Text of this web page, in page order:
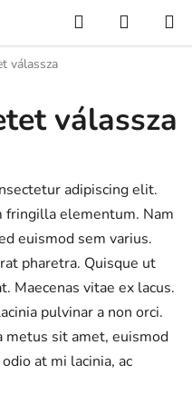
KeresésKOSÁR
válassza
válassza
adipiscing elit.
fringilla elementum. Nam
euismod sem varius.
pharetra. Quisque ut
Maecenas vitae ex lacus.
pulvinar a non orci.
metus sit amet, euismod
at mi lacinia, ac